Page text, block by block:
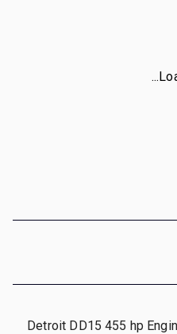
Detroit DD15 455 hp